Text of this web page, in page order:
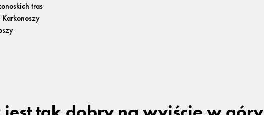
tras